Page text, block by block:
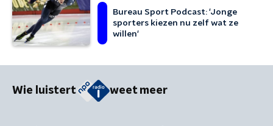
Bureau Sport Podcast: 'Jonge
sporters kiezen nu zelf wat ze
willen'
Wie luistert weet meer